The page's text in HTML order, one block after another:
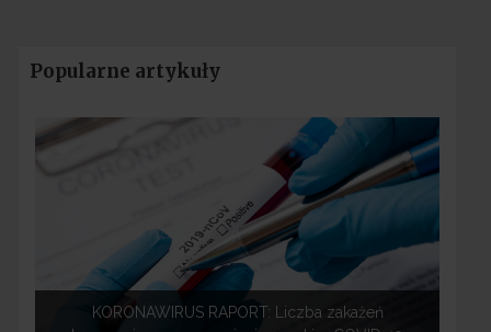
Popularne artykuły
KORONAWIRUS RAPORT: Liczba zakażeń